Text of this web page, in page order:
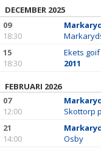
BILDGALLERI
DOKUMENT
DECEMBER 2025
09
18:30
15
18:30
Ekets goif
2011
FEBRUARI 2026
07
12:00
Skottorp
21
14:00
Osby